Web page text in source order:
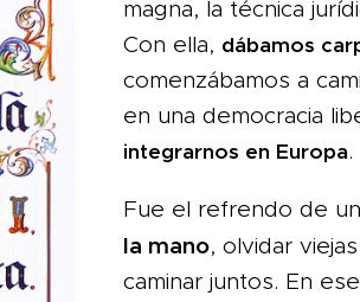
magna, la técnica
Con ella, dábamos
comenzábamos a
en una democracia
integrarnos en Europa.
Fue el refrendo de
la mano, olvidar
caminar juntos. En